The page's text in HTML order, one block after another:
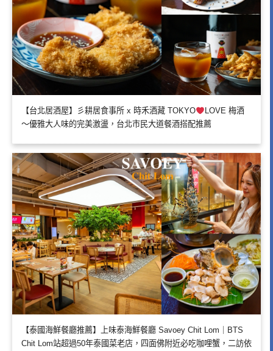
【台北居酒屋】彡耕居食事所 x 時禾酒藏 TOKYO
LOVE 梅酒
～優雅大人味的完美激盪，台北市民大道餐酒搭配推薦
【泰國海鮮餐廳推薦】上味泰海鮮餐廳 Savoey Chit Lom｜BTS
Chit Lom站超過50年泰國菜老店，四面佛附近必吃咖哩蟹，二訪依